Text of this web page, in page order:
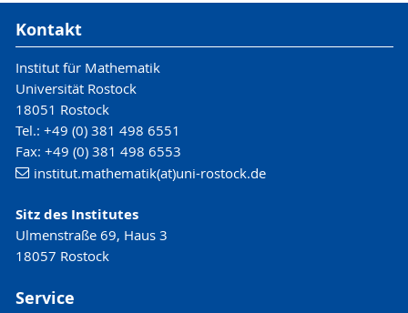
Kontakt
Institut für Mathematik
Universität Rostock
18051 Rostock
Tel.: +49 (0) 381 498 6551
Fax: +49 (0) 381 498 6553
institut.mathematik(at)uni-rostock.de
Sitz des Institutes
Ulmenstraße 69, Haus 3
18057 Rostock
Service